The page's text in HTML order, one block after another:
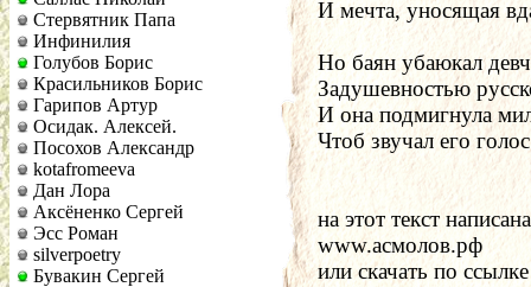
Стервятник Папа
Инфинилия
Голубов Борис
Красильников Борис
Гарипов Артур
Осидак. Алексей.
Посохов Александр
kotafromeeva
Дан Лора
Аксёненко Сергей
Эсс Роман
silverpoetry
Бувакин Сергей
И мечта, уносящая
Но баян убаюкал
Задушевностью
И она подмигнула
Чтоб звучал его
на этот текст
www.асмолов.рф
или скачать по ссылке